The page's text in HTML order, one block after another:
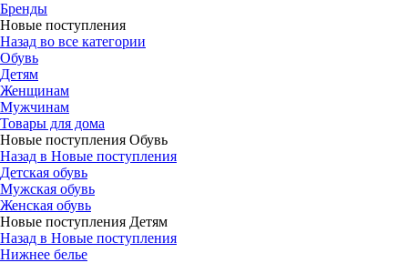
Бренды
Новые поступления
Назад во все категории
Обувь
Детям
Женщинам
Мужчинам
Товары для дома
Новые поступления Обувь
Назад в Новые поступления
Детская обувь
Мужская обувь
Женская обувь
Новые поступления Детям
Назад в Новые поступления
Нижнее белье